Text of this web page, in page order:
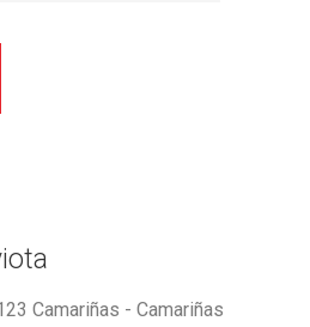
Camariñas - Camariñas